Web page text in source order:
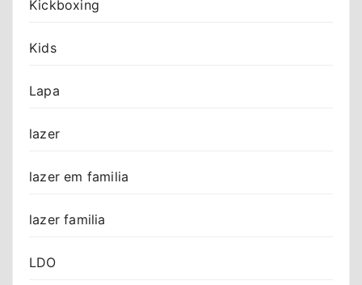
Kickboxing
Kids
Lapa
lazer
lazer em familia
lazer familia
LDO